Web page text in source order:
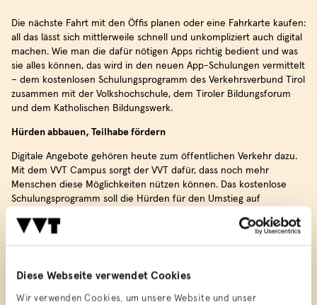
Diese Webseite verwendet Cookies
Wir verwenden Cookies, um unsere Website und unser
Die nächste Fahrt mit den Öffis planen oder eine Fahrkarte kaufen:
all das lässt sich mittlerweile schnell und unkompliziert auch digital
machen. Wie man die dafür nötigen Apps richtig bedient und was
sie alles können, das wird in den neuen App-Schulungen vermittelt
– dem kostenlosen Schulungsprogramm des Verkehrsverbund Tirol
zusammen mit der Volkshochschule, dem Tiroler Bildungsforum
und dem Katholischen Bildungswerk.
Hürden abbauen, Teilhabe fördern
Digitale Angebote gehören heute zum öffentlichen Verkehr dazu.
Mit dem VVT Campus sorgt der VVT dafür, dass noch mehr
Menschen diese Möglichkeiten nützen können. Das kostenlose
Schulungsprogramm soll die Hürden für den Umstieg auf
Apps allen, die im Umgang damit noch nicht sicher sind,